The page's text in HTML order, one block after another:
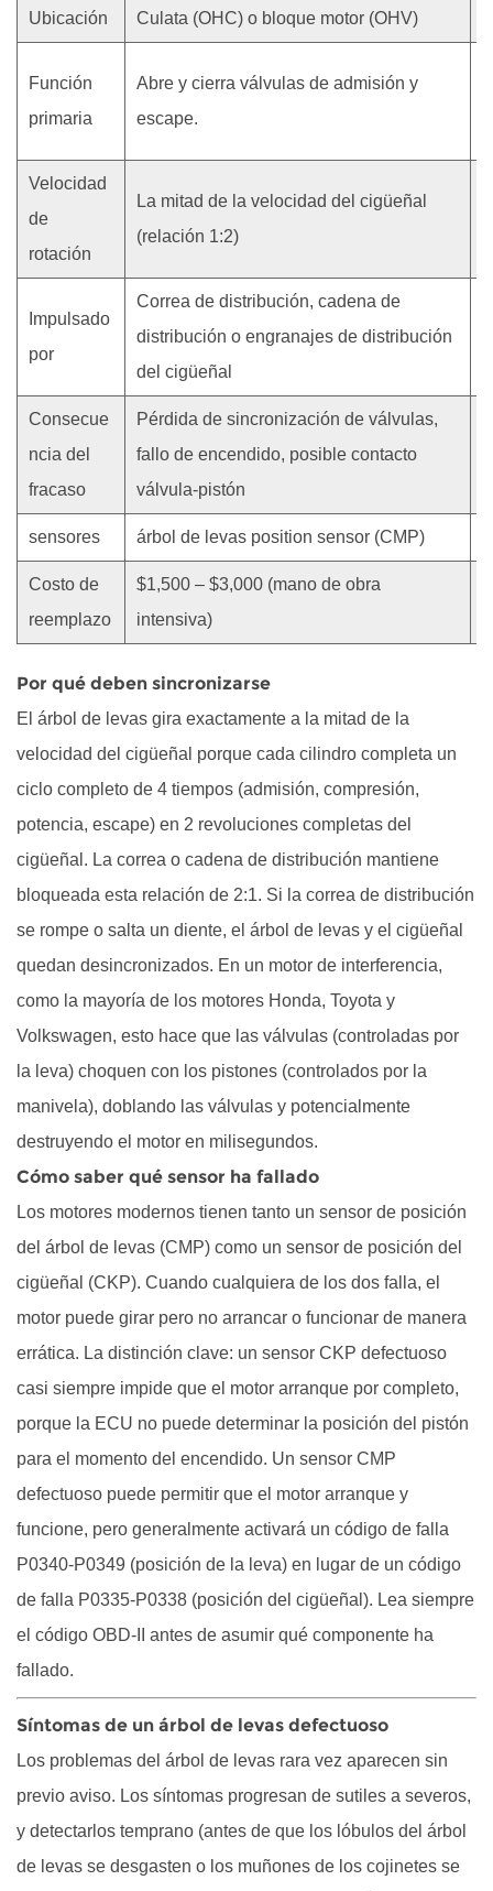
Consumo
excesivo
aceite
caída
de
aceite
Petardeo
a
de
la
admisión
o
el
4
¿Se
puede
coche
con
un
árbol
defectuoso?
4.1
¿Qué
sucede
cuando
conduciendo?
4.2
Qué
hacer
en
su
4.3
Costos
típicos
de
reparación
de
levas
5
¿Qué
causa
la
falla
de
Ubicación Culata (OHC) o bloque motor (OHV)
Función
primaria
Abre y cierra válvulas de admisión y
escape.
Velocidad
de
rotación
La mitad de la velocidad del cigüeñal
(relación 1:2)
Impulsado
por
Correa de distribución, cadena de
distribución o engranajes de distribución
del cigüeñal
Consecue
ncia del
fracaso
Pérdida de sincronización de válvulas,
fallo de encendido, posible contacto
válvula-pistón
sensores árbol de levas position sensor (CMP)
Costo de
reemplazo
$1,500 – $3,000 (mano de obra
intensiva)
Por qué deben sincronizarse
El árbol de levas gira exactamente a la mitad de la
velocidad del cigüeñal porque cada cilindro completa un
ciclo completo de 4 tiempos (admisión, compresión,
potencia, escape) en 2 revoluciones completas del
cigüeñal. La correa o cadena de distribución mantiene
bloqueada esta relación de 2:1. Si la correa de distribución
se rompe o salta un diente, el árbol de levas y el cigüeñal
quedan desincronizados. En un motor de interferencia,
como la mayoría de los motores Honda, Toyota y
Volkswagen, esto hace que las válvulas (controladas por
la leva) choquen con los pistones (controlados por la
manivela), doblando las válvulas y potencialmente
destruyendo el motor en milisegundos.
Cómo saber qué sensor ha fallado
Los motores modernos tienen tanto un sensor de posición
del árbol de levas (CMP) como un sensor de posición del
cigüeñal (CKP). Cuando cualquiera de los dos falla, el
motor puede girar pero no arrancar o funcionar de manera
errática. La distinción clave: un sensor CKP defectuoso
casi siempre impide que el motor arranque por completo,
porque la ECU no puede determinar la posición del pistón
para el momento del encendido. Un sensor CMP
defectuoso puede permitir que el motor arranque y
funcione, pero generalmente activará un código de falla
P0340-P0349 (posición de la leva) en lugar de un código
de falla P0335-P0338 (posición del cigüeñal). Lea siempre
el código OBD-II antes de asumir qué componente ha
fallado.
Síntomas de un árbol de levas defectuoso
Los problemas del árbol de levas rara vez aparecen sin
previo aviso. Los síntomas progresan de sutiles a severos,
y detectarlos temprano (antes de que los lóbulos del árbol
de levas se desgasten o los muñones de los cojinetes se